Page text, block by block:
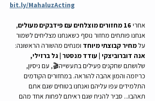
bit.ly/MahaluzActing
אחרי 16 מחזורים מוצלחים עם פידבקים מעולים
,
אנחנו פותחים מחזור נוסף כשאנחנו מצליחים לשמור
על מחיר קבוצתי מיוחד ומנחים מהשורה הראשונה:
אנה דוברוביצקי | עודד מנסטר | גל ברזילי,
שלושתם שחקנים פעילים בתעשייה🎬, עם ניסיון,
כריזמה והמון אהבה להוראה. במחזורים הקודמים
התלמידים עפו עליהם ואנחנו בטוחים שגם אתם
תאהבו... סביר להניח שגם ראיתם לפחות אחד מהם